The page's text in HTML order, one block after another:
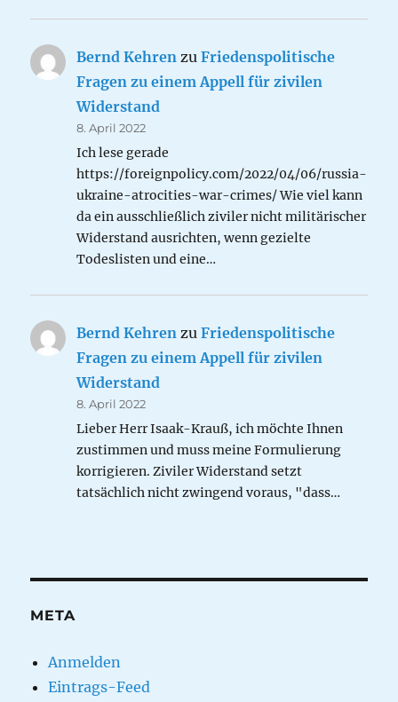
Bernd Kehren zuFriedenspolitische
Fragen zu einem Appell für zivilen
Widerstand
8. April 2022
Ich lese gerade
https://foreignpolicy.com/2022/04/06/russia-
ukraine-atrocities-war-crimes/ Wie viel kann
da ein ausschließlich ziviler nicht militärischer
Widerstand ausrichten, wenn gezielte
Todeslisten und eine…
Bernd Kehren zuFriedenspolitische
Fragen zu einem Appell für zivilen
Widerstand
8. April 2022
Lieber Herr Isaak-Krauß, ich möchte Ihnen
zustimmen und muss meine Formulierung
korrigieren. Ziviler Widerstand setzt
tatsächlich nicht zwingend voraus, "dass…
META
Anmelden
Eintrags-Feed